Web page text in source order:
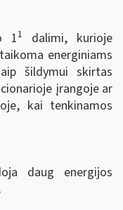
11 dalimi, kurioje
energiniams
šildymui skirtas
įrangoje ar
kai tenkinamos
daug energijos